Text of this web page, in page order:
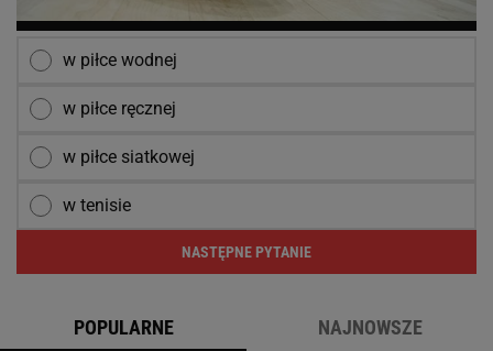
w piłce wodnej
w piłce ręcznej
w piłce siatkowej
w tenisie
NASTĘPNE PYTANIE
POPULARNE NAJNOWSZE